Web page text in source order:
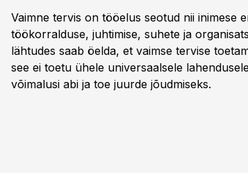
Vaimne tervis on tööelus seotud nii inimese
töökorralduse, juhtimise, suhete ja
lähtudes saab öelda, et vaimse tervise
see ei toetu ühele universaalsele
võimalusi abi ja toe juurde jõudmiseks.